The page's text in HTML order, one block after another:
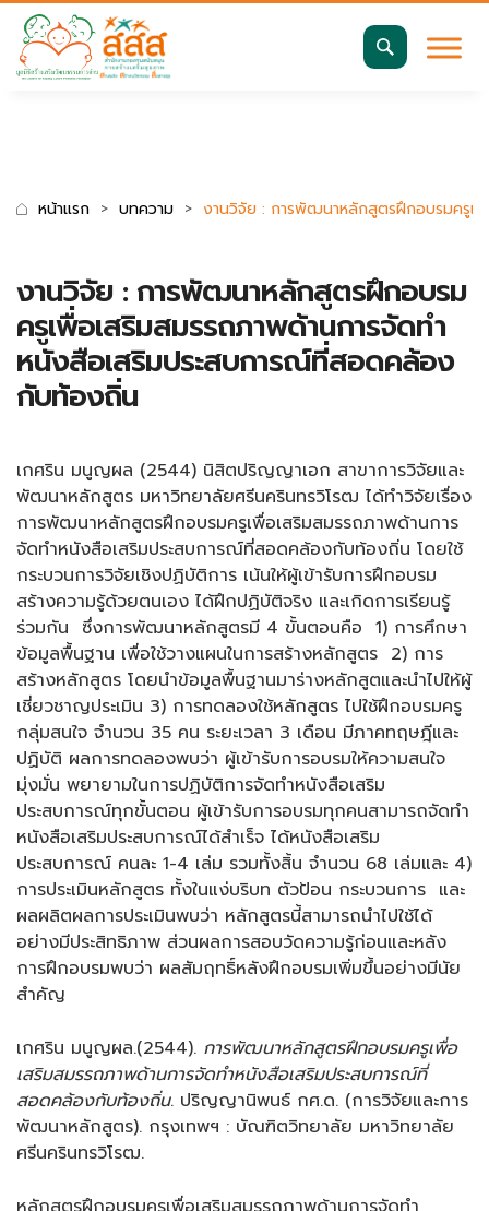
มาตรฐานการเข้าถึงเว็บ WCAG 2.2 AA
หน้าแรก บทความ งานวิจัย : การพัฒนาหลักสูตรฝึกอบรมครูเ
งานวิจัย : การพัฒนาหลักสูตรฝึกอบรม
ครูเพื่อเสริมสมรรถภาพด้านการจัดทำ
หนังสือเสริมประสบการณ์ที่สอดคล้อง
กับท้องถิ่น
เกศริน มนูญผล (2544) นิสิตปริญญาเอก สาขาการวิจัยและ
พัฒนาหลักสูตร มหาวิทยาลัยศรีนครินทรวิโรฒ ได้ทำวิจัยเรื่อง
การพัฒนาหลักสูตรฝึกอบรมครูเพื่อเสริมสมรรถภาพด้านการ
จัดทำหนังสือเสริมประสบการณ์ที่สอดคล้องกับท้องถิ่น โดยใช้
กระบวนการวิจัยเชิงปฏิบัติการ เน้นให้ผู้เข้ารับการฝึกอบรม
สร้างความรู้ด้วยตนเอง ได้ฝึกปฏิบัติจริง และเกิดการเรียนรู้
ร่วมกัน ซึ่งการพัฒนาหลักสูตรมี 4 ขั้นตอนคือ 1) การศึกษา
ข้อมูลพื้นฐาน เพื่อใช้วางแผนในการสร้างหลักสูตร 2) การ
สร้างหลักสูตร โดยนำข้อมูลพื้นฐานมาร่างหลักสูตและนำไปให้ผู้
เชี่ยวชาญประเมิน 3) การทดลองใช้หลักสูตร ไปใช้ฝึกอบรมครู
กลุ่มสนใจ จำนวน 35 คน ระยะเวลา 3 เดือน มีภาคทฤษฎีและ
ปฏิบัติ ผลการทดลองพบว่า ผู้เข้ารับการอบรมให้ความสนใจ
มุ่งมั่น พยายามในการปฏิบัติการจัดทำหนังสือเสริม
ประสบการณ์ทุกขั้นตอน ผู้เข้ารับการอบรมทุกคนสามารถจัดทำ
หนังสือเสริมประสบการณ์ได้สำเร็จ ได้หนังสือเสริม
ประสบการณ์ คนละ 1-4 เล่ม รวมทั้งสิ้น จำนวน 68 เล่มและ 4)
การประเมินหลักสูตร ทั้งในแง่บริบท ตัวป้อน กระบวนการ และ
ผลผลิตผลการประเมินพบว่า หลักสูตรนี้สามารถนำไปใช้ได้
อย่างมีประสิทธิภาพ ส่วนผลการสอบวัดความรู้ก่อนและหลัง
การฝึกอบรมพบว่า ผลสัมฤทธิ์หลังฝึกอบรมเพิ่มขึ้นอย่างมีนัย
สำคัญ
เกศริน มนูญผล.(2544). การพัฒนาหลักสูตรฝึกอบรมครูเพื่อ
เสริมสมรรถภาพด้านการจัดทำหนังสือเสริมประสบการณ์ที่
สอดคล้องกับท้องถิ่น. ปริญญานิพนธ์ กศ.ด. (การวิจัยและการ
พัฒนาหลักสูตร). กรุงเทพฯ : บัณฑิตวิทยาลัย มหาวิทยาลัย
ศรีนครินทรวิโรฒ.